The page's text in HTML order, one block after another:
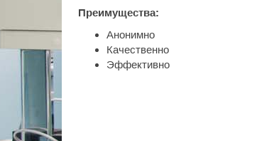
Преимущества:
Анонимно
Качественно
Эффективно